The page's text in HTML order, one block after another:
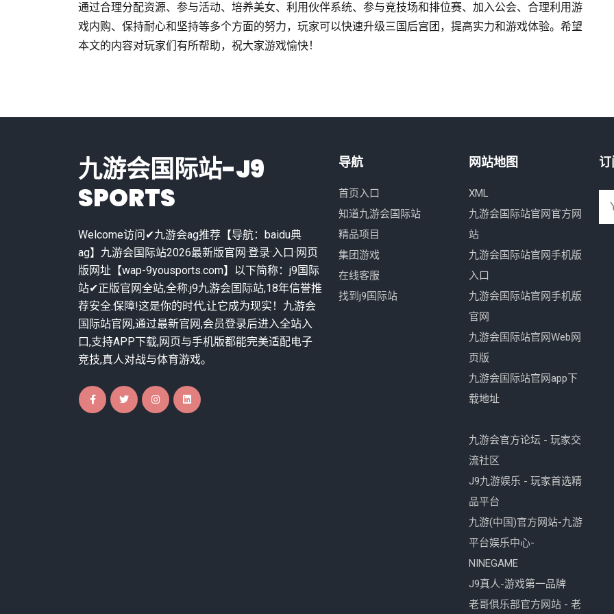
通过合理分配资源、参与活动、培养美女、利用伙伴系统、参与竞技场和排位赛、加入公会、合理利用游
戏内购、保持耐心和坚持等多个方面的努力，玩家可以快速升级三国后宫团，提高实力和游戏体验。希望
本文的内容对玩家们有所帮助，祝大家游戏愉快！
九游会国际站-J9
SPORTS
Welcome访问✔九游会ag推荐【导航：baidu典
ag】九游会国际站2026最新版官网·登录·入口·网页
版网址【wap-9yousports.com】以下简称：j9国际
站✔正版官网全站,全称:j9九游会国际站,18年信誉推
荐安全.保障!这是你的时代,让它成为现实！九游会
国际站官网,通过最新官网,会员登录后进入全站入
口,支持APP下载,网页与手机版都能完美适配电子
竞技,真人对战与体育游戏。
导航
首页入口
知道九游会国际站
精品项目
集团游戏
在线客服
找到j9国际站
网站地图
XML
九游会国际站官网官方网
站
九游会国际站官网手机版
入口
九游会国际站官网手机版
官网
九游会国际站官网Web网
页版
九游会国际站官网app下
载地址
九游会官方论坛 - 玩家交
流社区
J9九游娱乐 - 玩家首选精
品平台
九游(中国)官方网站-九游
平台娱乐中心-
NINEGAME
J9真人-游戏第一品牌
老哥俱乐部官方网站 - 老